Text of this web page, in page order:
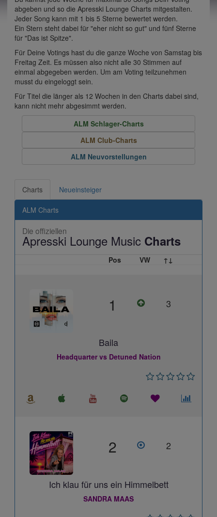
abgeben und so die Apresski Lounge Charts mitgestalten.
Jeder Song kann mit 1 bis 5 Sterne bewertet werden.
Ein Stern steht dabei für "eher nicht so gut" und fünf Sterne
für "Das ist Spitze".
Für Deine Votings hast du die ganze Woche von Samstag bis
Freitag Zeit. Es müssen also nicht alle 30 Stimmen auf
einmal abgegeben werden. Um am Voting teilzunehmen
musst du eingeloggt sein.
Für Titel die länger als 12 Wochen in den Charts dabei sind,
kann nicht mehr abgesimmt werden.
ALM Schlager-Charts
ALM Club-Charts
ALM Neuvorstellungen
Charts Neueinsteiger
ALM Charts
Die offiziellen
Apresski Lounge Music Charts
Pos VW ↑↓
1 3
Baila
Headquarter vs Detuned Nation
2 2
Ich klau für uns ein Himmelbett
SANDRA MAAS